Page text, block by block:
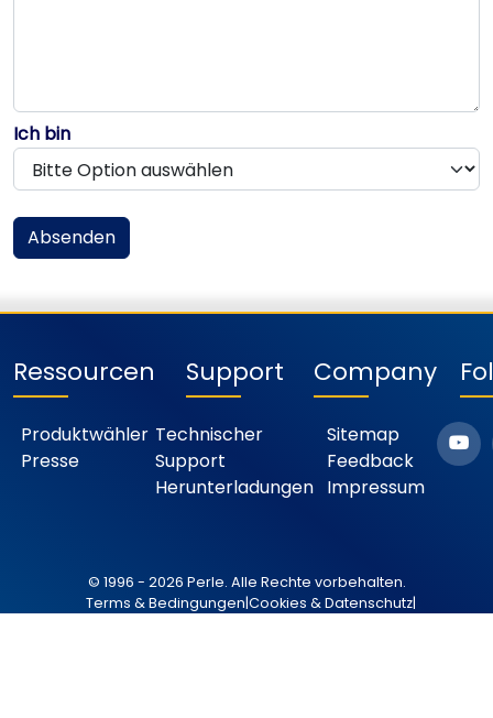
Ich bin
Absenden
Ressourcen
Produktwähler
Presse
Support
Technischer
Support
Herunterladungen
Company
Sitemap
Feedback
Impressum
© 1996 - 2026 Perle. Alle Rechte vorbehalten.
Terms & Bedingungen|Cookies & Datenschutz|